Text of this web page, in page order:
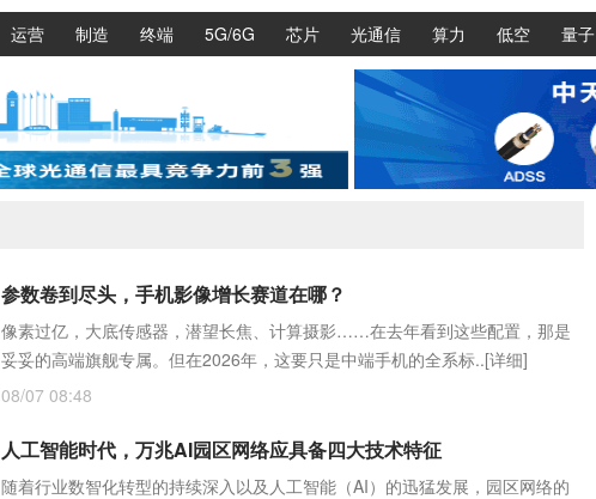
运营 制造 终端 5G/6G 芯片 光通信 算力 低空 量子
参数卷到尽头，手机影像增长赛道在哪？
像素过亿，大底传感器，潜望长焦、计算摄影……在去年看到这些配置，那是
妥妥的高端旗舰专属。但在2026年，这要只是中端手机的全系标..[详细]
08/07 08:48
人工智能时代，万兆AI园区网络应具备四大技术特征
随着行业数智化转型的持续深入以及人工智能（AI）的迅猛发展，园区网络的